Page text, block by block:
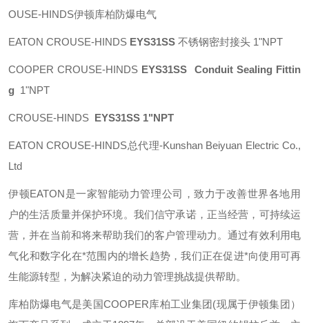
OUSE-HINDS伊顿库柏防爆电气
EATON CROUSE-HINDS EYS31SS 不锈钢密封接头 1"NPT
COOPER CROUSE-HINDS EYS31SS Conduit Sealing Fittin
g 1"NPT
CROUSE-HINDS EYS31SS 1"NPT
EATON CROUSE-HINDS总代理-Kunshan Beiyuan Electric Co.,
Ltd
伊顿EATON是一家智能动力管理公司，致力于改善世界各地用
户的生活质量并保护环境。我们信守承诺，正当经营，可持续运
营，并在当前和将来帮助我们的客户管理动力。通过有效利用电
气化和数字化在*范围内的增长趋势，我们正在促进*向使用可再
生能源转型，为解决紧迫的动力管理挑战提供帮助。
库柏防爆电气是美国COOPER库柏工业集团(现属于伊顿集团）